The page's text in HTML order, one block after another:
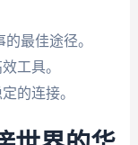
最佳途径。
工具。
的连接。